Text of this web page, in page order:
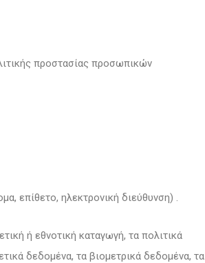
προστασίας προσωπικών
επίθετο, ηλεκτρονική διεύθυνση) .
ή εθνοτική καταγωγή, τα πολιτικά
δεδομένα, τα βιομετρικά δεδομένα, τα